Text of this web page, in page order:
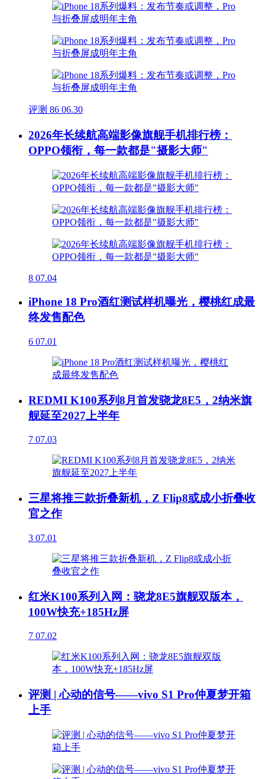
评测 86 06.30
2026年长续航高端影像旗舰手机排行榜：
OPPO领衔，每一款都是"摄影大师"
8 07.04
iPhone 18 Pro酒红测试样机曝光，樱桃红成最
终发售配色
6 07.01
REDMI K100系列8月首发骁龙8E5，2纳米旗
舰延至2027上半年
7 07.03
三星将推三款折叠新机，Z Flip8或成小折叠收
官之作
3 07.01
红米K100系列入网：骁龙8E5旗舰双版本，
100W快充+185Hz屏
7 07.02
评测 | 心动的信号——vivo S1 Pro仲夏梦开箱
上手